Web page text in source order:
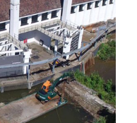
voor de